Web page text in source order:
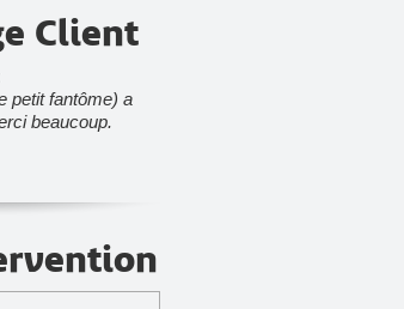
Client
petit fantôme) a
beaucoup.